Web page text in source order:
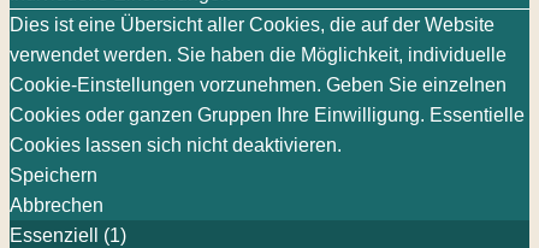
Dies ist eine Übersicht aller Cookies, die auf der Website
verwendet werden. Sie haben die Möglichkeit, individuelle
Cookie-Einstellungen vorzunehmen. Geben Sie einzelnen
Cookies oder ganzen Gruppen Ihre Einwilligung. Essentielle
Cookies lassen sich nicht deaktivieren.
Speichern
Abbrechen
Essenziell (1)